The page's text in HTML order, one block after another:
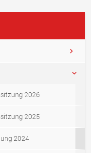
2026
2025
2024